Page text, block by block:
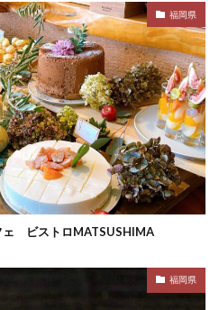
福岡県
ェ ビストロMATSUSHIMA
福岡県